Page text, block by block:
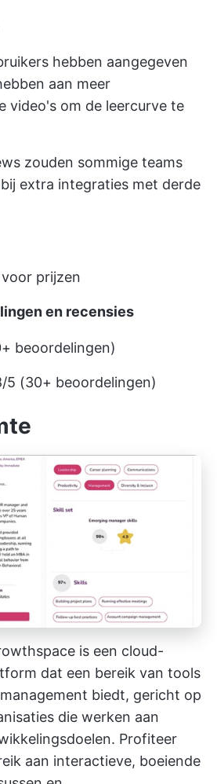
hebben aangegeven
aan meer
video's om de leercurve te
zouden sommige teams
extra integraties met derde
prijzen
en recensies
beoordelingen)
5 (30+ beoordelingen)
is een cloud-
dat een bereik van tools
biedt, gericht op
die werken aan
Profiteer
aan interactieve, boeiende